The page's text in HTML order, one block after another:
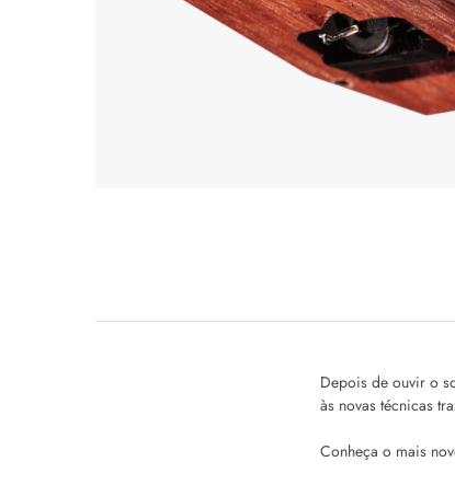
Depois de ouvir o
às novas técnicas
Conheça o mais